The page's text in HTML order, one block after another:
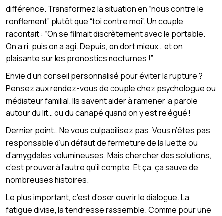
différence. Transformez la situation en “nous contre le
ronflement” plutôt que “toi contre moi”. Un couple
racontait : “On se filmait discrètement avec le portable.
On a ri, puis on a agi. Depuis, on dort mieux… et on
plaisante sur les pronostics nocturnes !”
Envie d’un conseil personnalisé pour éviter la rupture ?
Pensez aux rendez-vous de couple chez psychologue ou
médiateur familial. Ils savent aider à ramener la parole
autour du lit… ou du canapé quand on y est relégué !
Dernier point… Ne vous culpabilisez pas. Vous n’êtes pas
responsable d’un défaut de fermeture de la luette ou
d’amygdales volumineuses. Mais chercher des solutions,
c’est prouver à l’autre qu’il compte. Et ça, ça sauve de
nombreuses histoires.
Le plus important, c’est d’oser ouvrir le dialogue. La
fatigue divise, la tendresse rassemble. Comme pour une